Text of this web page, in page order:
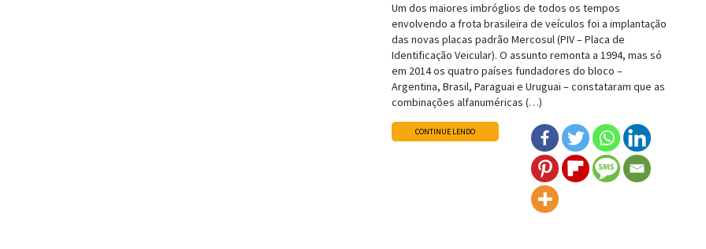
Um dos maiores imbróglios de todos os tempos
envolvendo a frota brasileira de veículos foi a implantação
das novas placas padrão Mercosul (PIV – Placa de
Identificação Veicular). O assunto remonta a 1994, mas só
em 2014 os quatro países fundadores do bloco –
Argentina, Brasil, Paraguai e Uruguai – constataram que as
combinações alfanuméricas (…)
CONTINUE LENDO